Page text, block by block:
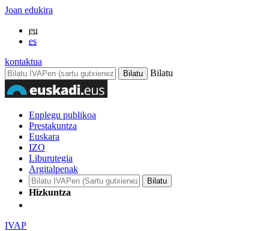
Joan edukira
eu
es
kontaktua
Bilatu
Enplegu publikoa
Prestakuntza
Euskara
IZO
Liburutegia
Argitalpenak
Hizkuntza
IVAP